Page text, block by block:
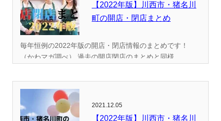
【2022年版】川西市・猪名川
町の開店・閉店まとめ
毎年恒例の2022年版の開店・閉店情報のまとめです！
（かわマガ調べ） 過去の開店閉店のまとめと同様...
2021.12.05
【2022年版】川西市・猪名川